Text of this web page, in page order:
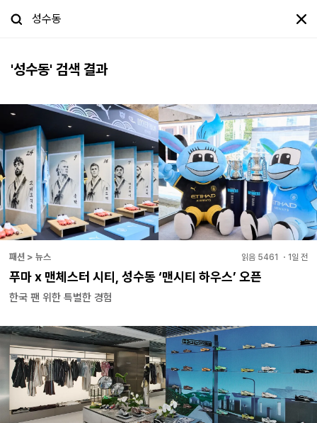
'성수동' 검색 결과
패션 > 뉴스 읽음 5461 ・ 1일 전
푸마 x 맨체스터 시티, 성수동 ‘맨시티 하우스’ 오픈
한국 팬 위한 특별한 경험